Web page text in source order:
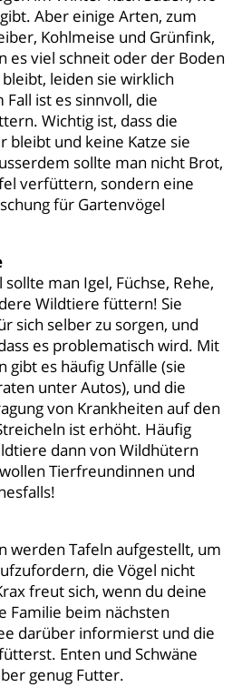
Aber einige Arten, zum
Kohlmeise und Grünfink,
es viel schneit oder der Boden
leiden sie wirklich
ist es sinnvoll, die
Wichtig ist, dass die
bleibt und keine Katze sie
sollte man nicht Brot,
verfüttern, sondern eine
für Gartenvögel
man Igel, Füchse, Rehe,
Wildtiere füttern! Sie
sich selber zu sorgen, und
es problematisch wird. Mit
gibt es häufig Unfälle (sie
unter Autos), und die
von Krankheiten auf den
ist erhöht. Häufig
dann von Wildhütern
Tierfreundinnen und
werden Tafeln aufgestellt, um
die Vögel nicht
freut sich, wenn du deine
Familie beim nächsten
darüber informierst und die
Enten und Schwäne
genug Futter.